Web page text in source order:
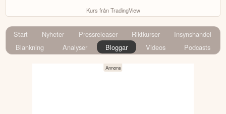
Kurs från TradingView
Start Nyheter Pressreleaser Riktkurser
Insynshandel
Blankning
Analyser Bloggar Videos Podcasts